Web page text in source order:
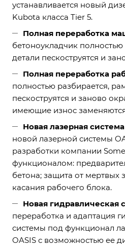
устанавливается новый
Kubota класса Tier 5.
Полная переработка
бетоноукладчик
детали пескоструятся и
Полная переработка
полностью разбирается,
пескоструятся и заново
имеющие износ
Новая лазерная система
новой лазерной системы
разработки компании
функционалом:
бетона; защита от мертвых
касания рабочего блока.
Новая гидравлическая
переработка и адаптация
системы под функционал
OASIS с возможностью ее